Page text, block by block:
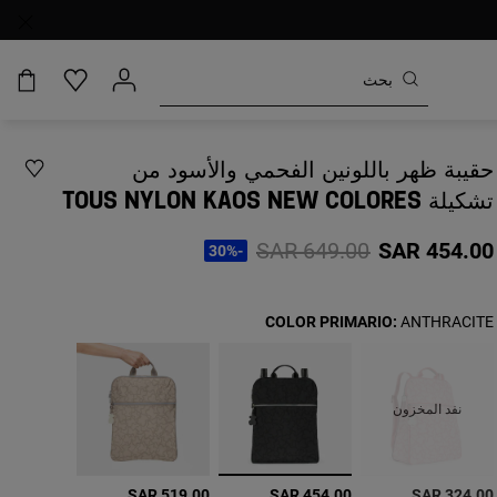
حقيبة ظهر باللونين الفحمي والأسود من
تشكيلة TOUS NYLON KAOS NEW COLORES
SAR 454.00
Price reduced from
SAR 649.00
to
-30%
نفد المخزون
تم التحديد
COLOR PRIMARIO:ANTHRACITE